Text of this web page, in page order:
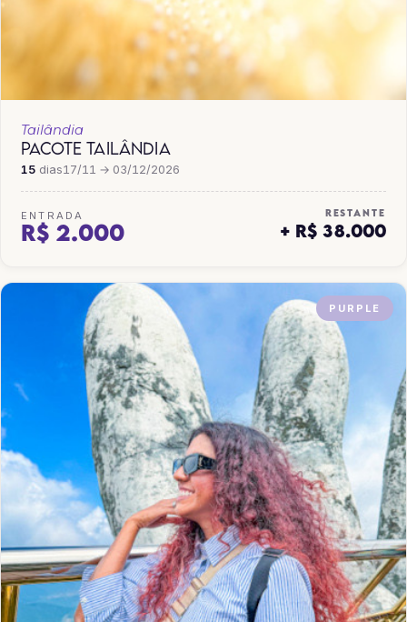
Tailândia
PACOTE TAILÂNDIA
15 dias17/11 → 03/12/2026
ENTRADA
R$ 2.000
RESTANTE
+ R$ 38.000
PURPLE